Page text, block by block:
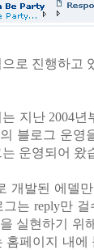
로 진행하고
지난 2004
블로그 운영
운영되어 왔
개발된 에델
는 reply만
실현하기 위
홈페이지 내